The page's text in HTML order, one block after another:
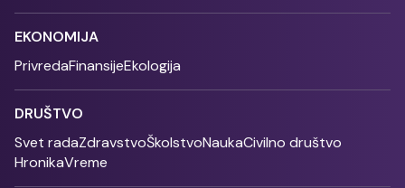
EKONOMIJA
PrivredaFinansijeEkologija
DRUŠTVO
Svet radaZdravstvoŠkolstvoNaukaCivilno društvo
HronikaVreme